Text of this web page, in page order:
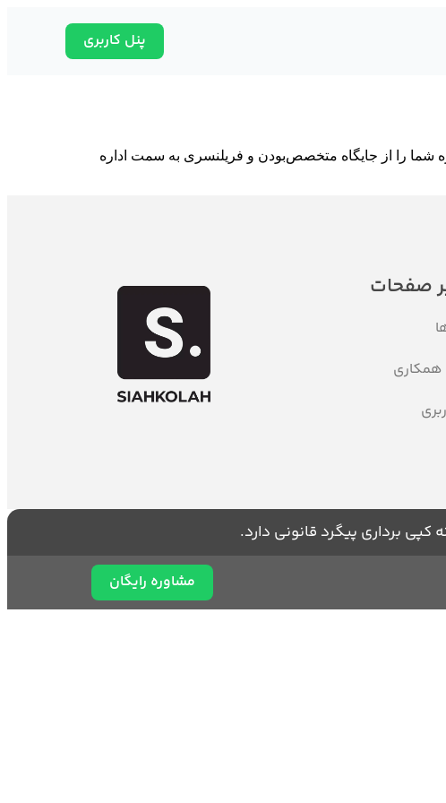
پنل کاربری
شما را از جایگاه متخصص‌بودن و فریلنسری به سمت اداره
صفحات
برداری پیگرد قانونی دارد.
مشاوره رایگان